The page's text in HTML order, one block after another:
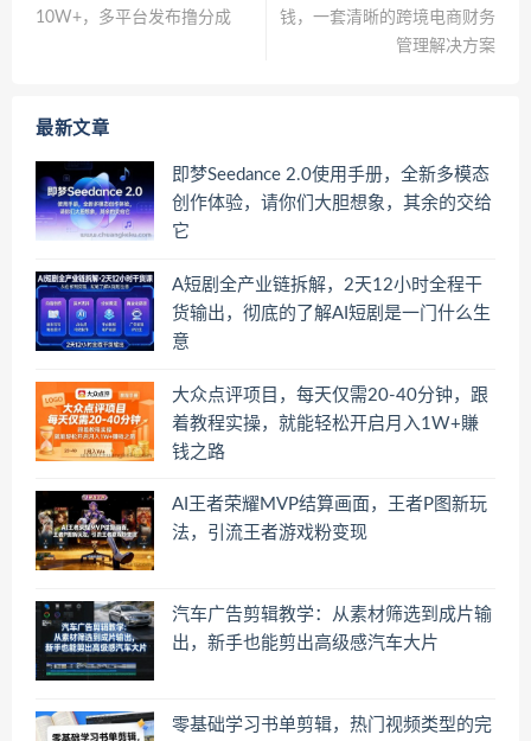
10W+，多平台发布撸分成
钱，一套清晰的跨境电商财务
管理解决方案
最新文章
即梦Seedance 2.0使用手册，全新多模态
创作体验，请你们大胆想象，其余的交给
它
A短剧全产业链拆解，2天12小时全程干
货输出，彻底的了解AI短剧是一门什么生
意
大众点评项目，每天仅需20-40分钟，跟
着教程实操，就能轻松开启月入1W+賺
钱之路
AI王者荣耀MVP结算画面，王者P图新玩
法，引流王者游戏粉变现
汽车广告剪辑教学：从素材筛选到成片输
出，新手也能剪出高级感汽车大片
零基础学习书单剪辑，热门视频类型的完